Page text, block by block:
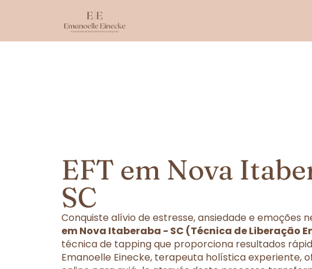
EFT em Nova
SC
Conquiste alívio de estresse, ansiedade e emoções
em Nova Itaberaba - SC (Técnica de Liberação
técnica de tapping que proporciona resultados
Emanoelle Einecke, terapeuta holística experiente,